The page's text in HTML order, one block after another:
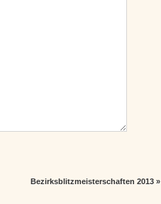
Bezirksblitzmeisterschaften 2013»